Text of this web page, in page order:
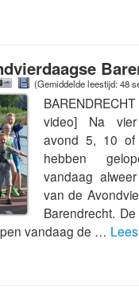
(Gemiddelde leestijd: 48
video] Na
avond 5, 10 of
hebben
vandaag
van de
Barendrecht.
vandaag de …